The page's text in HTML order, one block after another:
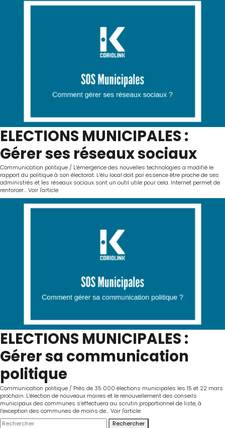
ELECTIONS MUNICIPALES :
Gérer ses réseaux sociaux
Communication politique / L’émergence des nouvelles technologies a modifié le
rapport du politique à son électorat. L’élu local doit par essence être proche de ses
administrés et les réseaux sociaux sont un outil utile pour cela. Internet permet de
renforcer...Voir l'article
ELECTIONS MUNICIPALES :
Gérer sa communication
politique
Communication politique / Près de 35 000 élections municipales les 15 et 22 mars
prochain. L’élection de nouveaux maires et le renouvellement des conseils
municipaux des communes s’effectuera au scrutin proportionnel de liste, à
l’exception des communes de moins de...Voir l'article
Rechercher